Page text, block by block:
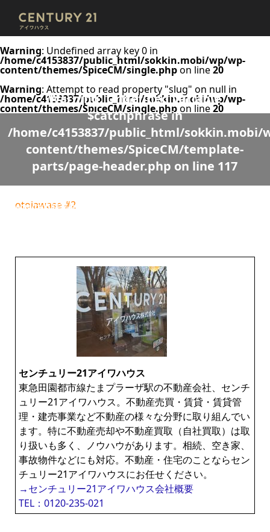
Warning: Undefined array key 0 in
/home/c4153837/public_html/sokkin.mobi/wp/wp-
content/themes/SpiceCM/single.phpon line20
Warning: Attempt to read property "slug" on null in
/home/c4153837/public_html/sokkin.mobi/wp/wp-
content/themes/SpiceCM/single.phpon line20
Warning: Undefined variable
$catchphrase in
/home/c4153837/public_html/sokkin.mobi/
content/themes/SpiceCM/template-
parts/page-header.php on line 117
/home/c4153837/public_html/sokkin.mobi/wp/wp-
otoiawase #2
センチュリー21アイワハウス
東急田園都市線たまプラーザ駅の不動産会社、センチ
ュリー21アイワハウス。不動産売買・賃貸・賃貸管
理・建売事業など不動産の様々な分野に取り組んでい
ます。特に不動産売却や不動産買取（自社買取）は取
り扱いも多く、ノウハウがあります。相続、空き家、
事故物件などにも対応。不動産・住宅のことならセン
チュリー21アイワハウスにお任せください。
→センチュリー21アイワハウス会社概要
TEL：0120-235-021